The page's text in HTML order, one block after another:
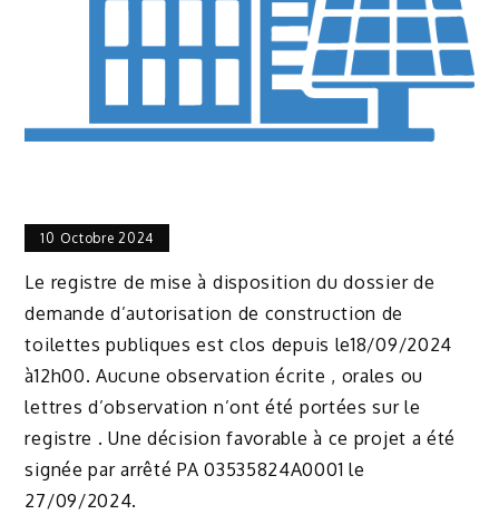
10 Octobre 2024
Le registre de mise à disposition du dossier de
demande d’autorisation de construction de
toilettes publiques est clos depuis le18/09/2024
à12h00. Aucune observation écrite , orales ou
lettres d’observation n’ont été portées sur le
registre . Une décision favorable à ce projet a été
signée par arrêté PA 03535824A0001 le
27/09/2024.